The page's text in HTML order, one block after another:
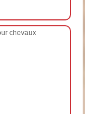
chevaux